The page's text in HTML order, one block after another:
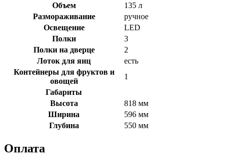
Объем
135 л
Размораживание
ручное
Освещение
LED
Полки
3
Полки на дверце
2
Лоток для яиц
есть
Контейнеры для фруктов и
овощей
1
Габариты
Высота
818 мм
Ширина
596 мм
Глубина
550 мм
Оплата